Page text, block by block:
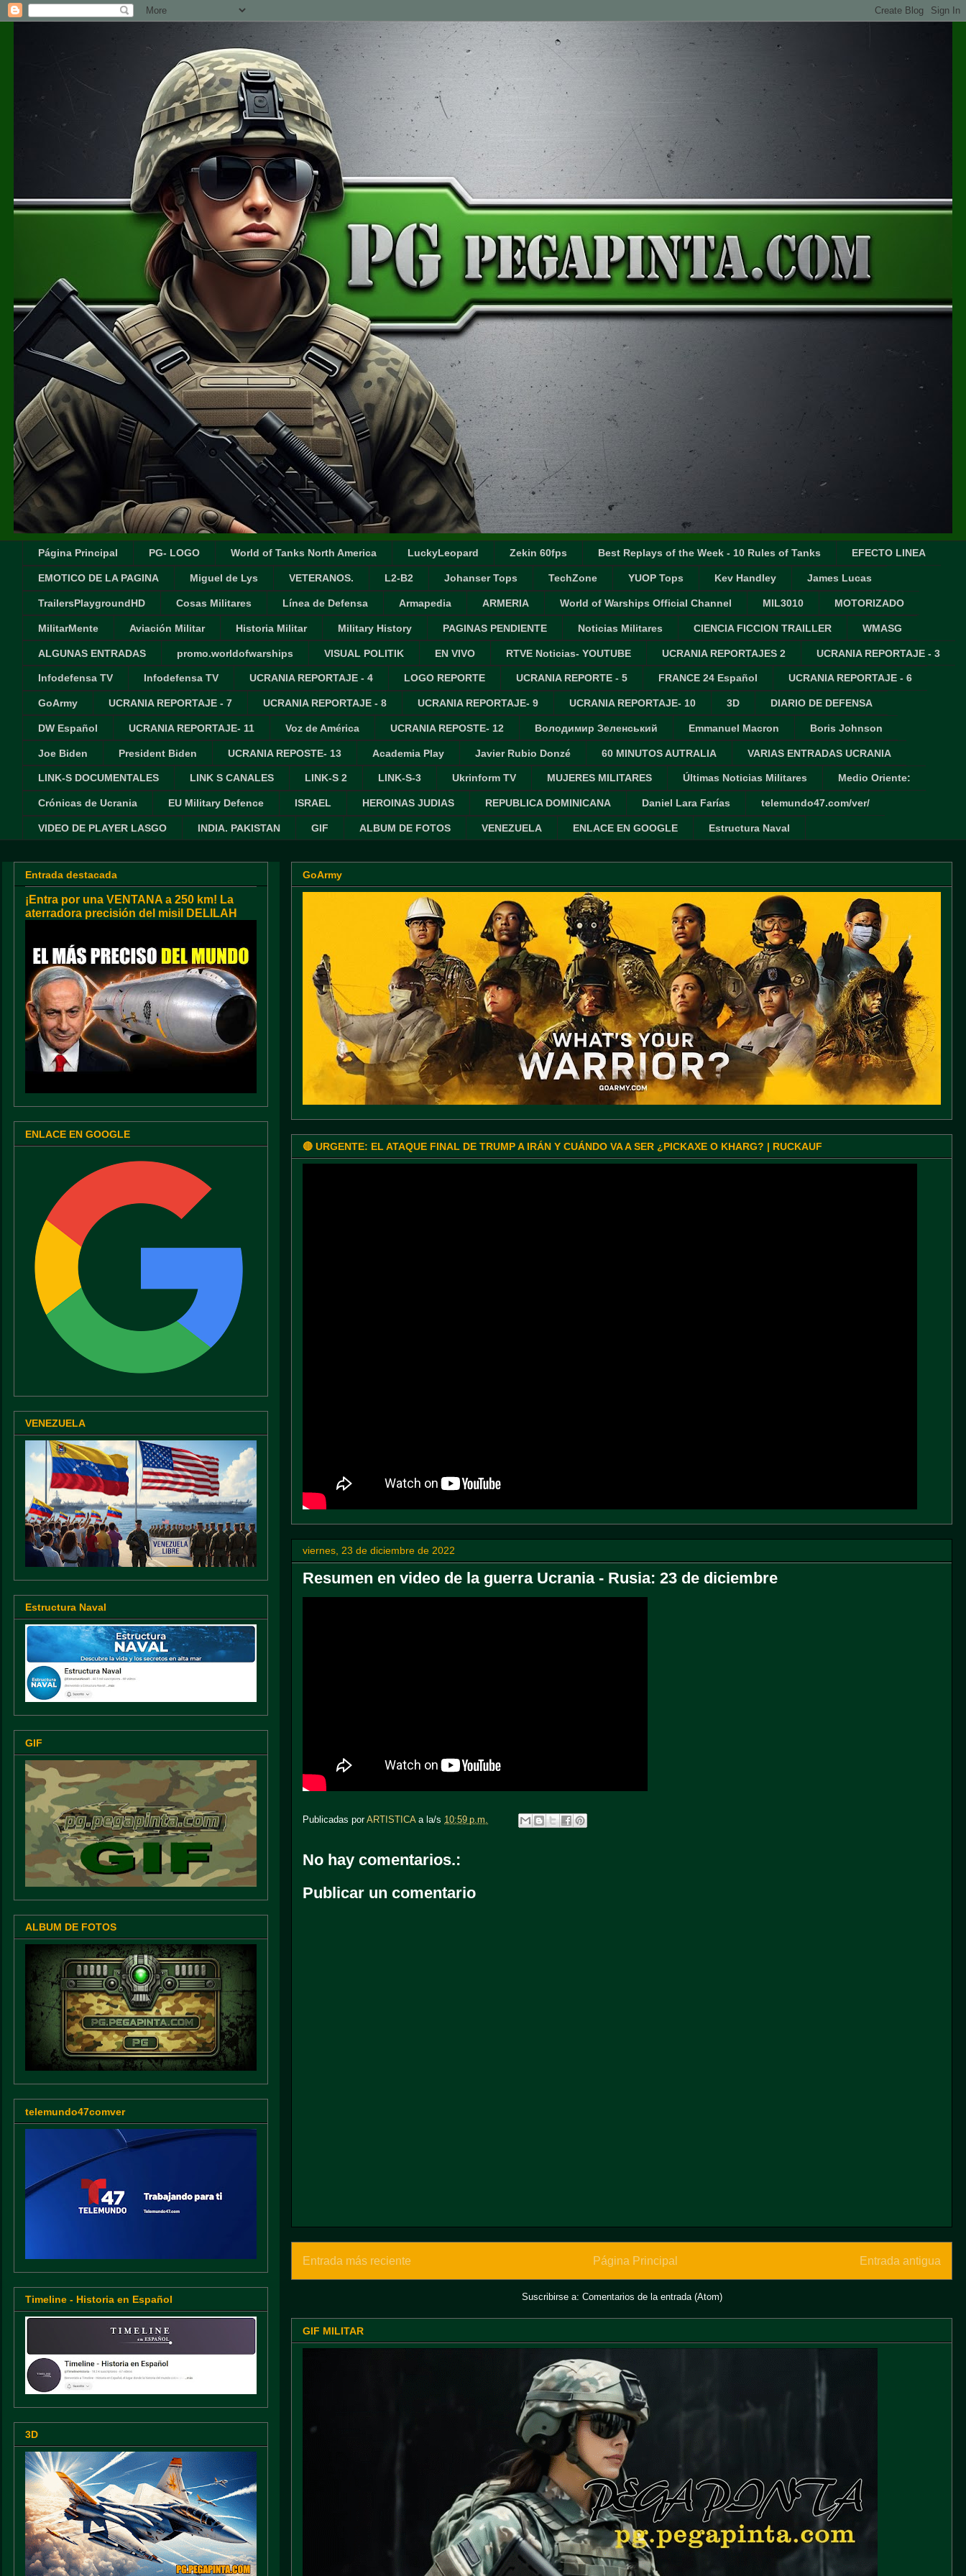
Página Principal PG- LOGO World of Tanks North America LuckyLeopard Zekin 60fps Best Replays of the Week - 10 Rules of Tanks EFECTO LINEA
EMOTICO DE LA PAGINA Miguel de Lys VETERANOS. L2-B2 Johanser Tops TechZone YUOP Tops Kev Handley James Lucas
TrailersPlaygroundHD Cosas Militares Línea de Defensa Armapedia ARMERIA World of Warships Official Channel MIL3010 MOTORIZADO
MilitarMente Aviación Militar Historia Militar Military History PAGINAS PENDIENTE Noticias Militares CIENCIA FICCION TRAILLER WMASG
ALGUNAS ENTRADAS promo.worldofwarships VISUAL POLITIK EN VIVO RTVE Noticias- YOUTUBE UCRANIA REPORTAJES 2 UCRANIA REPORTAJE - 3
Infodefensa TV Infodefensa TV UCRANIA REPORTAJE - 4 LOGO REPORTE UCRANIA REPORTE - 5 FRANCE 24 Español UCRANIA REPORTAJE - 6
GoArmy UCRANIA REPORTAJE - 7 UCRANIA REPORTAJE - 8 UCRANIA REPORTAJE- 9 UCRANIA REPORTAJE- 10 3D DIARIO DE DEFENSA
DW Español UCRANIA REPORTAJE- 11 Voz de América UCRANIA REPOSTE- 12 Володимир Зеленський Emmanuel Macron Boris Johnson
Joe Biden President Biden UCRANIA REPOSTE- 13 Academia Play Javier Rubio Donzé 60 MINUTOS AUTRALIA VARIAS ENTRADAS UCRANIA
LINK-S DOCUMENTALES LINK S CANALES LINK-S 2 LINK-S-3 Ukrinform TV MUJERES MILITARES Últimas Noticias Militares Medio Oriente:
Crónicas de Ucrania EU Military Defence ISRAEL HEROINAS JUDIAS REPUBLICA DOMINICANA Daniel Lara Farías telemundo47.com/ver/
VIDEO DE PLAYER LASGO INDIA. PAKISTAN GIF ALBUM DE FOTOS VENEZUELA ENLACE EN GOOGLE Estructura Naval
GoArmy
🔴 URGENTE: EL ATAQUE FINAL DE TRUMP A IRÁN Y CUÁNDO VA A SER ¿PICKAXE O KHARG? | RUCKAUF
viernes, 23 de diciembre de 2022
Resumen en video de la guerra Ucrania - Rusia: 23 de diciembre
Publicadas porARTISTICA a la/s 10:59 p.m.
No hay comentarios.:
Publicar un comentario
Entrada más reciente Entrada antigua
Página Principal
Suscribirse a: Comentarios de la entrada (Atom)
GIF MILITAR
Entrada destacada
¡Entra por una VENTANA a 250 km! La
aterradora precisión del misil DELILAH
ENLACE EN GOOGLE
VENEZUELA
Estructura Naval
GIF
ALBUM DE FOTOS
telemundo47comver
Timeline - Historia en Español
3D